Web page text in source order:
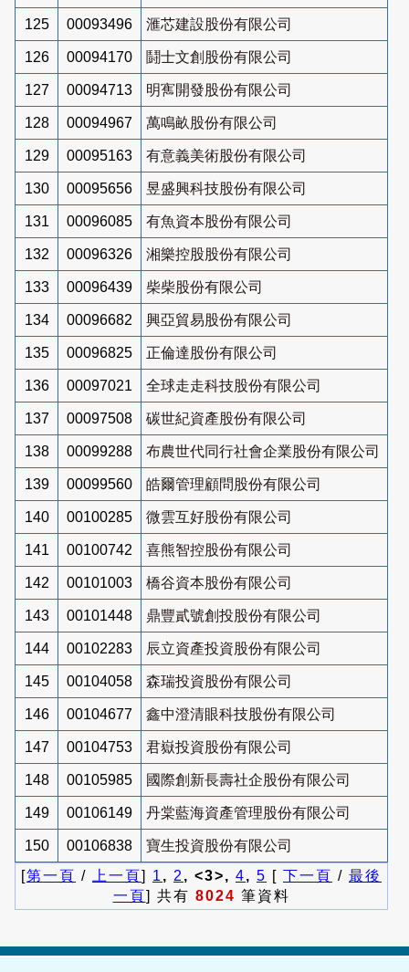
125 00093496 滙芯建設股份有限公司
126 00094170 鬪士文創股份有限公司
127 00094713 明寯開發股份有限公司
128 00094967 萬鳴畝股份有限公司
129 00095163 有意義美術股份有限公司
130 00095656 昱盛興科技股份有限公司
131 00096085 有魚資本股份有限公司
132 00096326 湘樂控股股份有限公司
133 00096439 柴柴股份有限公司
134 00096682 興亞貿易股份有限公司
135 00096825 正倫達股份有限公司
136 00097021 全球走走科技股份有限公司
137 00097508 碳世紀資產股份有限公司
138 00099288 布農世代同行社會企業股份有限公司
139 00099560 皓爾管理顧問股份有限公司
140 00100285 微雲互好股份有限公司
141 00100742 喜熊智控股份有限公司
142 00101003 橋谷資本股份有限公司
143 00101448 鼎豐貳號創投股份有限公司
144 00102283 辰立資產投資股份有限公司
145 00104058 森瑞投資股份有限公司
146 00104677 鑫中澄清眼科技股份有限公司
147 00104753 君嶽投資股份有限公司
148 00105985 國際創新長壽社企股份有限公司
149 00106149 丹棠藍海資產管理股份有限公司
150 00106838
寶生投資股份有限公司
[第一頁 / 上一頁] 1 , 2 , <3>, 4, 5 [ 下一頁 / 最後
一頁] 共有 8024 筆資料